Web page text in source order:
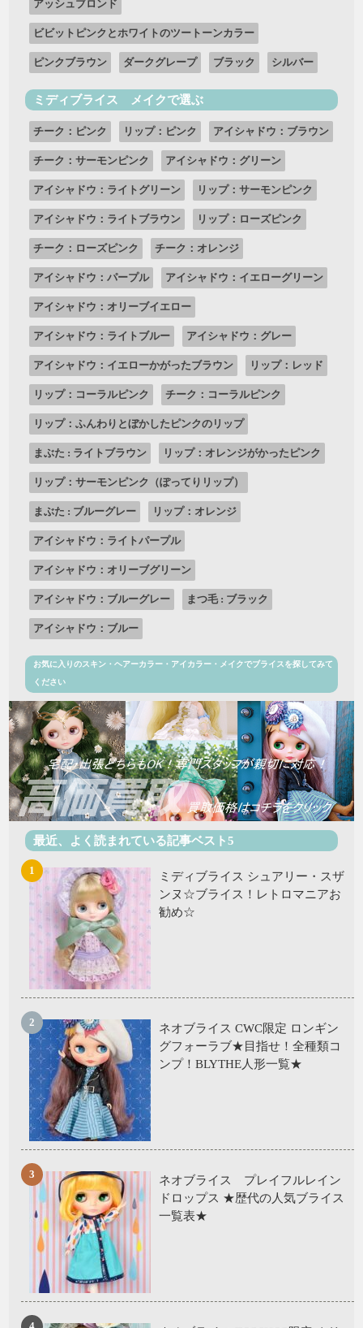
アッシュブロンド
ビビットピンクとホワイトのツートーンカラー
ピンクブラウン ダークグレープ ブラック シルバー
ミディブライス メイクで選ぶ
チーク：ピンク リップ：ピンク アイシャドウ：ブラウン
チーク：サーモンピンク アイシャドウ：グリーン
アイシャドウ：ライトグリーン リップ：サーモンピンク
アイシャドウ：ライトブラウン リップ：ローズピンク
チーク：ローズピンク チーク：オレンジ
アイシャドウ：パープル アイシャドウ：イエローグリーン
アイシャドウ：オリーブイエロー
アイシャドウ：ライトブルー アイシャドウ：グレー
アイシャドウ：イエローかがったブラウン リップ：レッド
リップ：コーラルピンク チーク：コーラルピンク
リップ：ふんわりとぼかしたピンクのリップ
まぶた : ライトブラウン リップ：オレンジがかったピンク
リップ：サーモンピンク（ぽってりリップ）
まぶた : ブルーグレー リップ：オレンジ
アイシャドウ：ライトパープル
アイシャドウ：オリーブグリーン
アイシャドウ：ブルーグレー まつ毛 : ブラック
アイシャドウ：ブルー
お気に入りのスキン・ヘアーカラー・アイカラー・メイクでブライスを探してみて
ください
最近、よく読まれている記事ベスト5
ミディブライス シュアリー・スザ
ンヌ☆ブライス！レトロマニアお
勧め☆
ネオブライス CWC限定 ロンギン
グフォーラブ★目指せ！全種類コ
ンプ！BLYTHE人形一覧★
ネオブライス プレイフルレイン
ドロップス ★歴代の人気ブライス
一覧表★